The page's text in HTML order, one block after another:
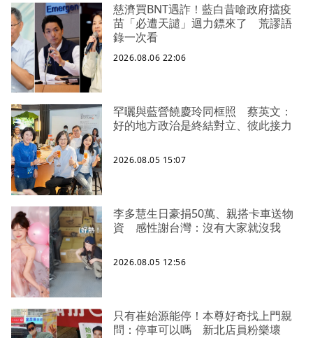
慈濟買BNT遇詐！藍白昔嗆政府擋疫
苗「必遭天譴」迴力鏢來了 荒謬語
錄一次看
2026.08.06 22:06
罕曬與藍營饒慶玲同框照 蔡英文：
好的地方政治是終結對立、彼此接力
2026.08.05 15:07
李多慧生日豪捐50萬、親搭卡車送物
資 感性謝台灣：沒有大家就沒我
2026.08.05 12:56
只有崔始源能停！本尊好奇找上門親
問：停車可以嗎 新北店員粉樂壞